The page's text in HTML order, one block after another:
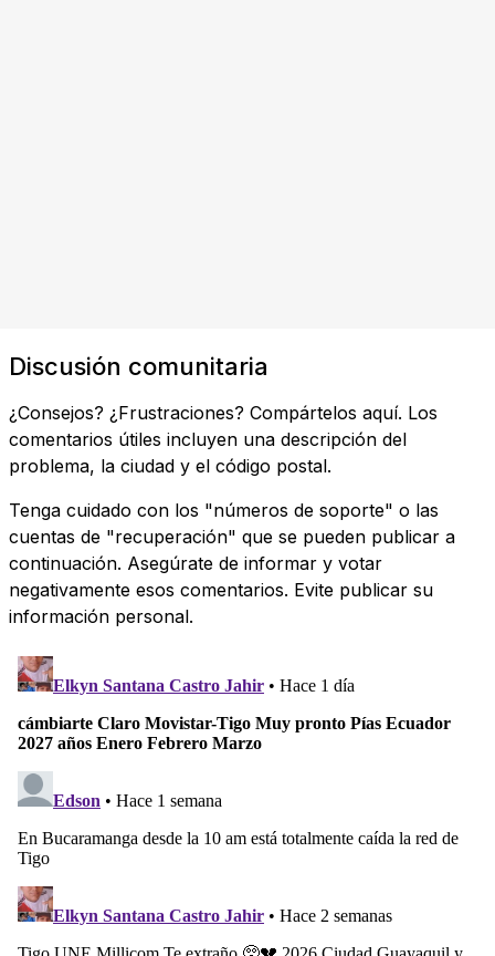
Discusión comunitaria
¿Consejos? ¿Frustraciones? Compártelos aquí. Los
comentarios útiles incluyen una descripción del
problema, la ciudad y el código postal.
Tenga cuidado con los "números de soporte" o las
cuentas de "recuperación" que se pueden publicar a
continuación. Asegúrate de informar y votar
negativamente esos comentarios. Evite publicar su
información personal.